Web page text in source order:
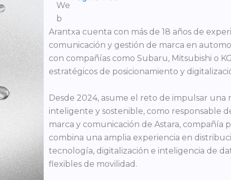
Arantxa cuenta con más de 18 años de
comunicación y gestión de marca en
con compañías como Subaru, Mitsubishi o
estratégicos de posicionamiento y
Desde 2024, asume el reto de impulsar una
inteligente y sostenible, como responsable
marca y comunicación de Astara, compañía
combina una amplia experiencia en
tecnología, digitalización e inteligencia de
flexibles de movilidad.